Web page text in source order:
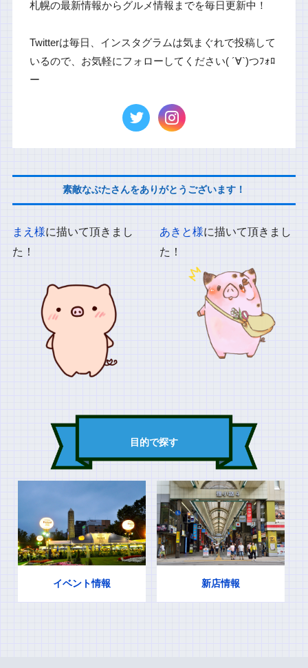
札幌の最新情報からグルメ情報までを毎日更新中！
Twitterは毎日、インスタグラムは気まぐれで投稿して
いるので、お気軽にフォローしてください( ´∀`)つﾌｫﾛ
ー
素敵なぶたさんをありがとうございます！
まえ様に描いて頂きまし
た！
あきと様に描いて頂きまし
た！
目的で探す
イベント情報 新店情報